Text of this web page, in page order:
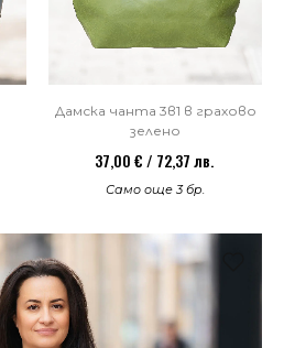
Дамска чанта 3в1 в грахово
зелено
37,00 € / 72,37 лв.
Само още 3 бр.